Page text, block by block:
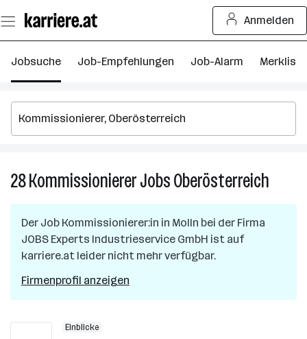
Seiteninhalt
springen
Anmelden
Jobsuche Job-Empfehlungen Job-Alarm Merkliste
28KommissioniererJobsOberösterreich
Der Job Kommissionierer:in in Molln bei der Firma
JOBS Experts Industrieservice GmbH ist auf
karriere.at leider nicht mehr verfügbar.
Firmenprofil anzeigen
Einblicke